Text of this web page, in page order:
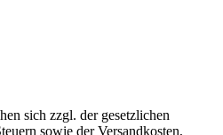
sich zzgl. der gesetzlichen
sowie der Versandkosten,